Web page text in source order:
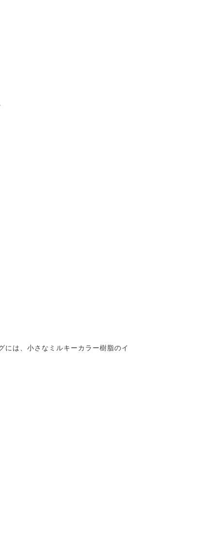
には、小さなミルキーカラー樹脂のイ